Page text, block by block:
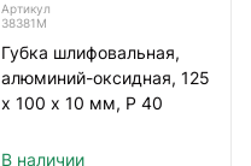
Артикул
38381М
Губка шлифовальная,
алюминий-оксидная, 125
х 100 х 10 мм, Р 40
В наличии